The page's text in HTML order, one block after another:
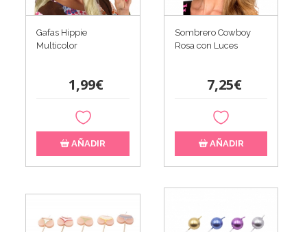
Gafas Hippie
Multicolor
1,99€
AÑADIR
Sombrero Cowboy
Rosa con Luces
7,25€
AÑADIR